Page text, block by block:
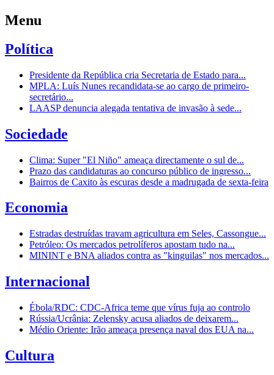
Menu
Política
Presidente da República cria Secretaria de Estado para...
MPLA: Luís Nunes recandidata-se ao cargo de primeiro-
secretário...
LAASP denuncia alegada tentativa de invasão à sede...
Sociedade
Clima: Super "El Niño" ameaça directamente o sul de...
Prazo das candidaturas ao concurso público de ingresso...
Bairros de Caxito às escuras desde a madrugada de sexta-feira
Economia
Estradas destruídas travam agricultura em Seles, Cassongue...
Petróleo: Os mercados petrolíferos apostam tudo na...
MININT e BNA aliados contra as "kinguilas" nos mercados...
Internacional
Ébola/RDC: CDC-Africa teme que vírus fuja ao controlo
Rússia/Ucrânia: Zelensky acusa aliados de deixarem...
Médio Oriente: Irão ameaça presença naval dos EUA na...
Cultura